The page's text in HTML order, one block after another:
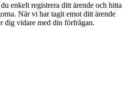
enkelt registrera ditt ärende och hitta
När vi har tagit emot ditt ärende
dig vidare med din förfrågan.